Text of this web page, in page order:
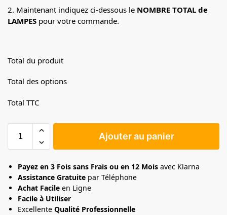
2. Maintenant indiquez ci-dessous le NOMBRE TOTAL de
LAMPES pour votre commande.
Total du produit
Total des options
Total TTC
Ajouter au panier
Payez en 3 Fois sans Frais ou en 12 Mois avec Klarna
Assistance Gratuite par Téléphone
Achat Facile en Ligne
Facile à Utiliser
Excellente Qualité Professionnelle